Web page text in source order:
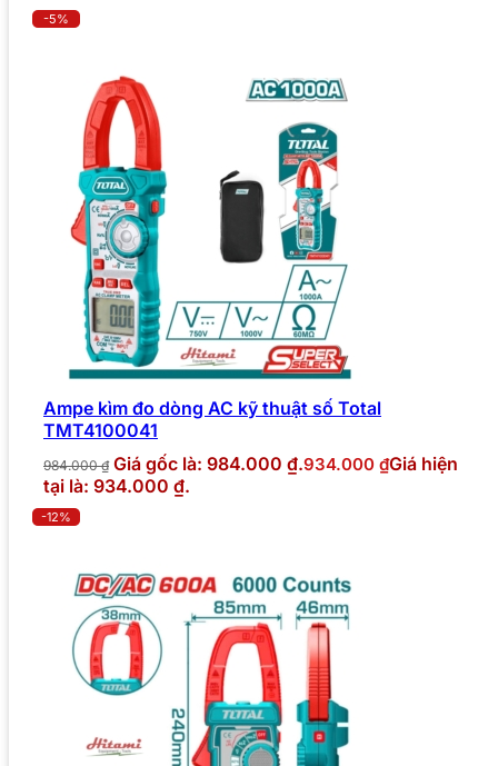
-5%
Ampe kìm đo dòng AC kỹ thuật số Total
TMT4100041
984.000₫ Giá gốc là: 984.000 ₫.934.000 ₫Giá hiện
tại là: 934.000 ₫.
-12%